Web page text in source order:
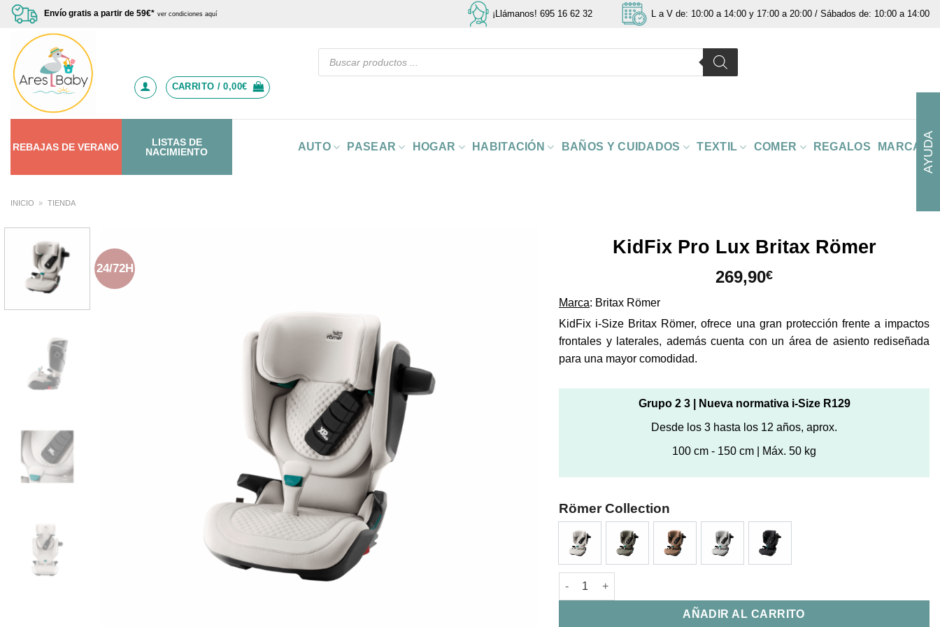
Saltar
contenido
Envío gratis a partir de 59€* ver condiciones aquí ¡Llámanos! 695 16 62 32 L a V de: 10:00 a 14:00 y 17:00 a 20:00 / Sábados de: 10:00 a 14:00
Búsqueda
CARRITO /0,00€
REBAJAS DEVERANO
LISTAS DE
NACIMIENTO
AUTO PASEAR HOGAR HABITACIÓN BAÑOS Y CUIDADOS TEXTIL COMER REGALOS MARCAS
INICIO » TIENDA
24/72H
KidFix Pro Lux Britax Römer
269,90€
Marca: Britax Römer
KidFix i-Size Britax Römer, ofrece una gran protección frente a impactos
frontales y laterales, además cuenta con un área de asiento rediseñada
para una mayor comodidad.
Grupo 2 3 | Nueva normativa i-Size R129
Desde los 3 hasta los 12 años, aprox.
100 cm - 150 cm | Máx. 50 kg
Römer Collection
KidFix Pro Lux Britax Römer cantidad
AÑADIR AL CARRITO
AYUDA